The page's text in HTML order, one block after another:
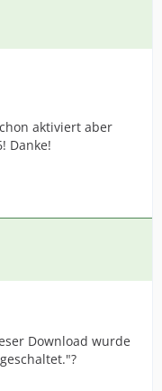
aktiviert aber
Danke!
Download wurde